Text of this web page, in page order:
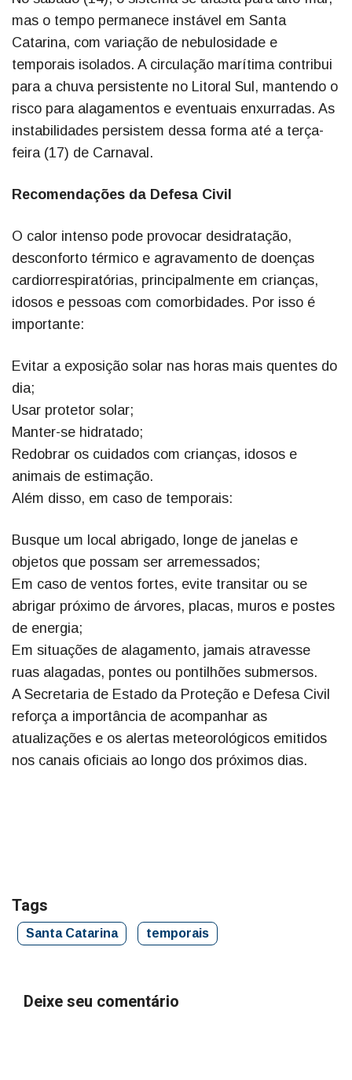
mas o tempo permanece instável em Santa
Catarina, com variação de nebulosidade e
temporais isolados. A circulação marítima contribui
para a chuva persistente no Litoral Sul, mantendo o
risco para alagamentos e eventuais enxurradas. As
instabilidades persistem dessa forma até a terça-
feira (17) de Carnaval.
Recomendações da Defesa Civil
O calor intenso pode provocar desidratação,
desconforto térmico e agravamento de doenças
cardiorrespiratórias, principalmente em crianças,
idosos e pessoas com comorbidades. Por isso é
importante:
Evitar a exposição solar nas horas mais quentes do
dia;
Usar protetor solar;
Manter-se hidratado;
Redobrar os cuidados com crianças, idosos e
animais de estimação.
Além disso, em caso de temporais:
Busque um local abrigado, longe de janelas e
objetos que possam ser arremessados;
Em caso de ventos fortes, evite transitar ou se
abrigar próximo de árvores, placas, muros e postes
de energia;
Em situações de alagamento, jamais atravesse
ruas alagadas, pontes ou pontilhões submersos.
A Secretaria de Estado da Proteção e Defesa Civil
reforça a importância de acompanhar as
atualizações e os alertas meteorológicos emitidos
nos canais oficiais ao longo dos próximos dias.
Tags
Santa Catarina temporais
Deixe seu comentário